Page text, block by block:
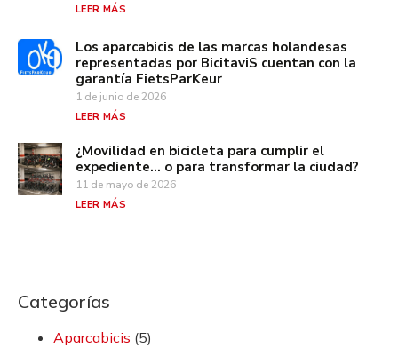
LEER MÁS
Los aparcabicis de las marcas holandesas
representadas por BicitaviS cuentan con la
garantía FietsParKeur
1 de junio de 2026
LEER MÁS
¿Movilidad en bicicleta para cumplir el
expediente… o para transformar la ciudad?
11 de mayo de 2026
LEER MÁS
Categorías
Aparcabicis (5)